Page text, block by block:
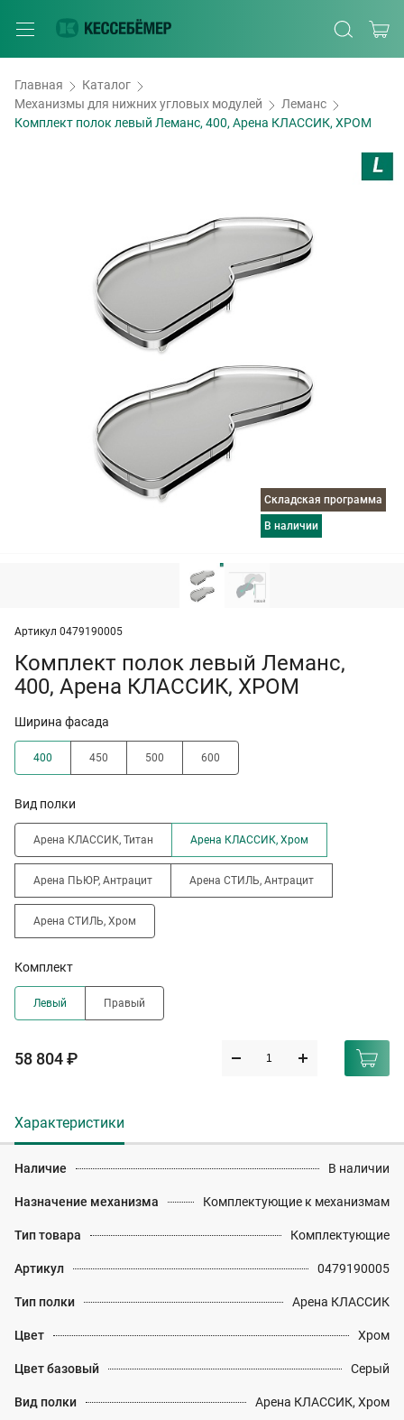
Главная
Каталог
Механизмы для нижних угловых модулей
Леманс
Комплект полок левый Леманс, 400, Арена КЛАССИК, ХРОМ
Складская программа
в наличии
Артикул 0479190005
Комплект полок левый Леманс,
400, Арена КЛАССИК, ХРОМ
Ширина фасада
400 450 500 600
Вид полки
Арена КЛАССИК, Титан Арена КЛАССИК, Хром
Арена ПЬЮР, Антрацит Арена СТИЛЬ, Антрацит
Арена СТИЛЬ, Хром
Комплект
Левый Правый
58 804 ₽
Характеристики
Наличие В наличии
Назначение механизма Комплектующие к механизмам
Тип товара Комплектующие
Артикул 0479190005
Тип полки Арена КЛАССИК
Цвет Хром
Цвет базовый Серый
Вид полки Арена КЛАССИК, Хром